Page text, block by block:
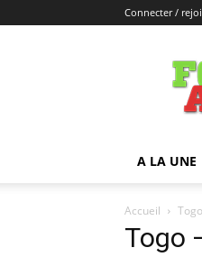
Connecter /
A LA UNE
Accueil
Togo